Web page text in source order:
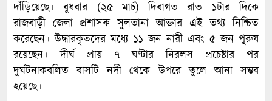
দাঁড়িয়েছে। বুধবার (২৫ মার্চ) দিবাগত রাত ১টার দিকে
রাজবাড়ী জেলা প্রশাসক সুলতানা আক্তার এই তথ্য নিশ্চিত
করেছেন। উদ্ধারকৃতদের মধ্যে ১১ জন নারী এবং ৫ জন পুরুষ
রয়েছেন। দীর্ঘ প্রায় ৭ ঘণ্টার নিরলস প্রচেষ্টার পর
দুর্ঘটনাকবলিত বাসটি নদী থেকে উপরে তুলে আনা সম্ভব
হয়েছে।